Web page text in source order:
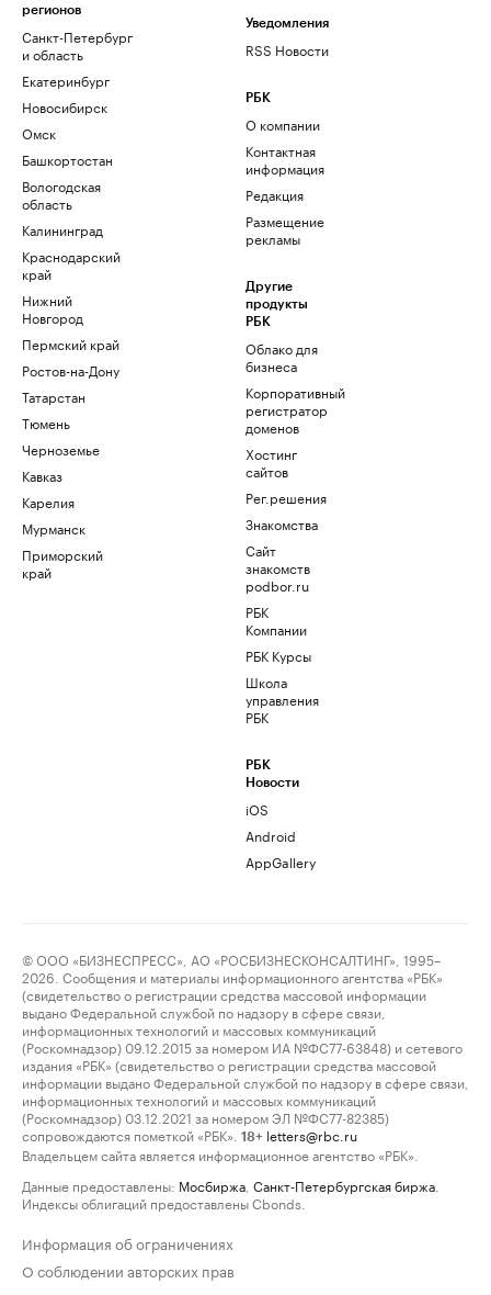
регионов
Санкт-Петербург
и область
Екатеринбург
Новосибирск
Омск
Башкортостан
Вологодская
область
Калининград
Краснодарский
край
Нижний
Новгород
Пермский край
Ростов-на-Дону
Татарстан
Тюмень
Черноземье
Кавказ
Карелия
Мурманск
Приморский
край
Уведомления
RSS Новости
РБК
О компании
Контактная
информация
Редакция
Размещение
рекламы
Другие
продукты
РБК
Облако для
бизнеса
Корпоративный
регистратор
доменов
Хостинг
сайтов
Рег.решения
Знакомства
Сайт
знакомств
podbor.ru
РБК
Компании
РБК Курсы
Школа
управления
РБК
РБК
Новости
iOS
Android
AppGallery
© ООО «БИЗНЕСПРЕСС», АО «РОСБИЗНЕСКОНСАЛТИНГ», 1995–
2026. Сообщения и материалы информационного агентства «РБК»
(свидетельство о регистрации средства массовой информации
выдано Федеральной службой по надзору в сфере связи,
информационных технологий и массовых коммуникаций
(Роскомнадзор) 09.12.2015 за номером ИА №ФС77-63848) и сетевого
издания «РБК» (свидетельство о регистрации средства массовой
информации выдано Федеральной службой по надзору в сфере связи,
информационных технологий и массовых коммуникаций
(Роскомнадзор) 03.12.2021 за номером ЭЛ №ФС77-82385)
сопровождаются пометкой «РБК».
18+ letters@rbc.ru
Владельцем сайта является информационное агентство «РБК».
Данные предоставлены: Мосбиржа Санкт-Петербургская биржа
Индексы облигаций предоставлены Cbonds.
Информация об ограничениях
О соблюдении авторских прав